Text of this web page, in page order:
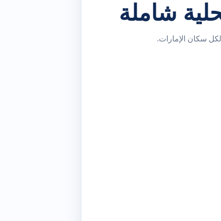
شاملة
لكل سكان الإمارات.